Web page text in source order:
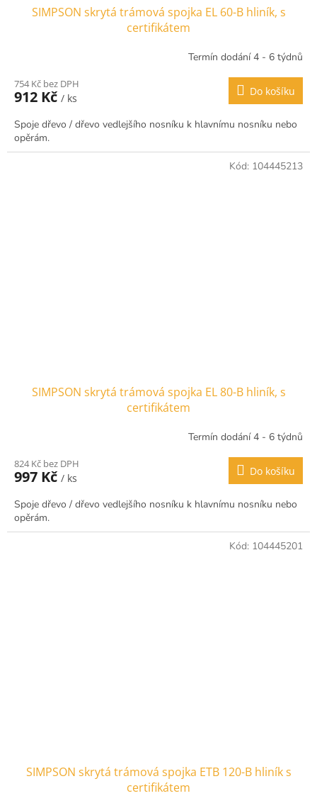
SIMPSON skrytá trámová spojka EL 60-B hliník, s
certifikátem
Termín dodání 4 - 6 týdnů
754 Kč bez DPH
912 Kč / ks
Do košíku
Spoje dřevo / dřevo vedlejšího nosníku k hlavnímu nosníku nebo
opěrám.
SIMPSON skrytá trámová spojka EL 80-B hliník, s
certifikátem
Termín dodání 4 - 6 týdnů
824 Kč bez DPH
997 Kč / ks
Do košíku
Spoje dřevo / dřevo vedlejšího nosníku k hlavnímu nosníku nebo
opěrám.
Kód: 104445213
SIMPSON skrytá trámová spojka ETB 120-B hliník s
certifikátem
Kód: 104445201